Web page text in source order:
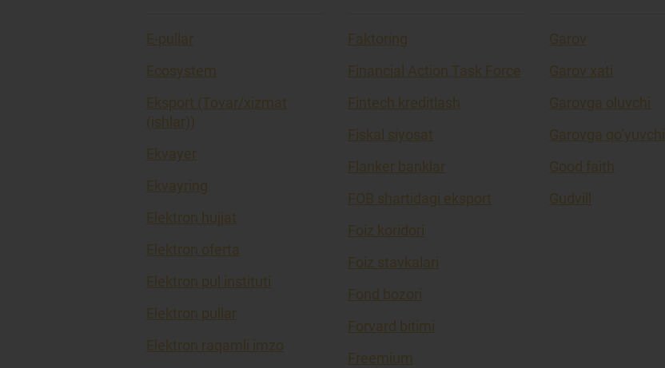
E-pullar
Ecosystem
Eksport (Tovar/xizmat
(ishlar))
Ekvayer
Ekvayring
Elektron hujjat
Elektron oferta
Elektron pul instituti
Elektron pullar
Elektron raqamli imzo
Faktoring
Financial Action Task Force
Fintech kreditlash
Fiskal siyosat
Flanker banklar
FOB shartidagi eksport
Foiz koridori
Foiz stavkalari
Fond bozori
Forvard bitimi
Freemium
Garov
Garov xati
Garovga oluvchi
Garovga qo’yuvchi
Good faith
Gudvill